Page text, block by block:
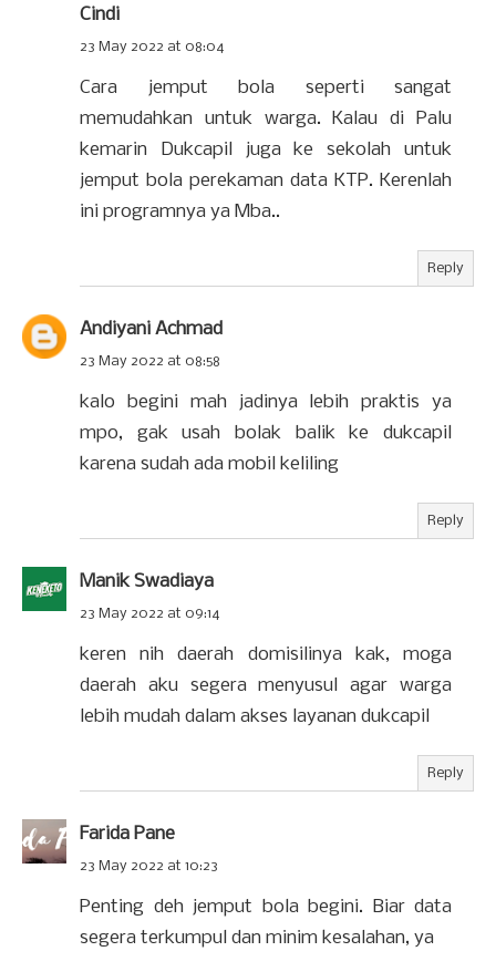
Cindi
23 May 2022 at 08:04
Cara jemput bola seperti sangat
memudahkan untuk warga. Kalau di Palu
kemarin Dukcapil juga ke sekolah untuk
jemput bola perekaman data KTP. Kerenlah
ini programnya ya Mba..
Reply
Andiyani Achmad
23 May 2022 at 08:58
kalo begini mah jadinya lebih praktis ya
mpo, gak usah bolak balik ke dukcapil
karena sudah ada mobil keliling
Reply
Manik Swadiaya
23 May 2022 at 09:14
keren nih daerah domisilinya kak, moga
daerah aku segera menyusul agar warga
lebih mudah dalam akses layanan dukcapil
Reply
Farida Pane
23 May 2022 at 10:23
Penting deh jemput bola begini. Biar data
segera terkumpul dan minim kesalahan, ya